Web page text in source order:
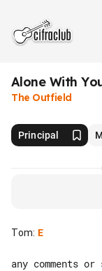
Alone With
The Outfield
Principal
Tom: E
any comments or